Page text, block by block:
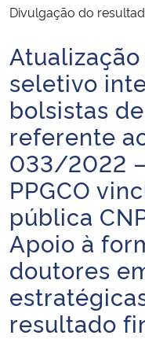
Ministério da Agricultura,
Ministério da Educação
Ministério da Cidadania
Ministério da Saúde
Ministério de Minas e Energia
Ministério da Ciência,
Ministério do Meio Ambiente
Ministério do Turismo
Divulgação do
Início do conteúdo
seletivo
bolsistas
referente
033/2022
PPGCO
pública
Apoio à
doutores
resultado